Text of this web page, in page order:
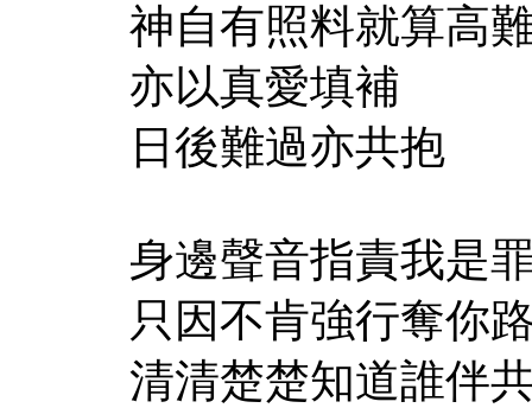
神自有照料就算高
亦以真愛填補
日後難過亦共抱
身邊聲音指責我是
只因不肯強行奪你
清清楚楚知道誰伴